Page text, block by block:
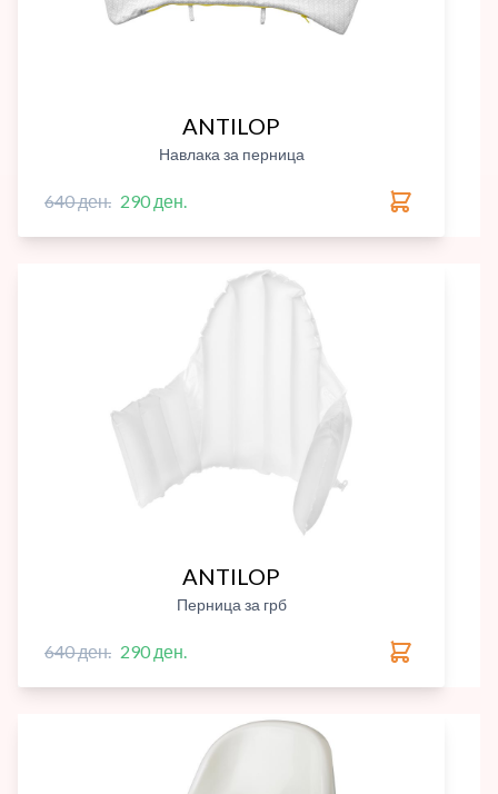
ANTILOP
Навлака за перница
640 ден. 290 ден.
ANTILOP
Перница за грб
640 ден. 290 ден.